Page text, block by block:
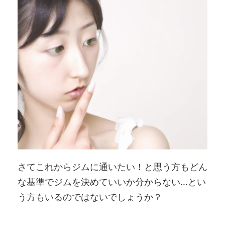
さてこれからジムに通いたい！と思う方もどん
な基準でジムを決めていいか分からない…とい
う方もいるのではないでしょうか？